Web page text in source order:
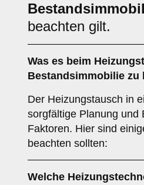
beachten gilt.
Was es beim
Bestandsimmobilie zu
Der Heizungstausch in
sorgfältige Planung und
Faktoren. Hier sind
beachten sollten:
Welche